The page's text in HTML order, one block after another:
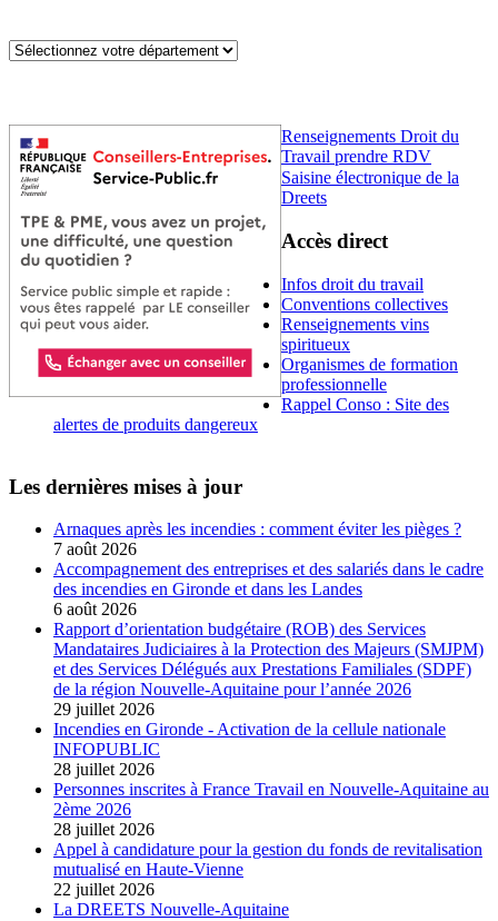
Renseignements Droit du
Travail prendre RDV
Saisine électronique de la
Dreets
Accès direct
Infos droit du travail
Conventions collectives
Renseignements vins
spiritueux
Organismes de formation
professionnelle
Rappel Conso : Site des
alertes de produits dangereux
Les dernières mises à jour
Arnaques après les incendies : comment éviter les pièges ?
7 août 2026
Accompagnement des entreprises et des salariés dans le cadre
des incendies en Gironde et dans les Landes
6 août 2026
Rapport d’orientation budgétaire (ROB) des Services
Mandataires Judiciaires à la Protection des Majeurs (SMJPM)
et des Services Délégués aux Prestations Familiales (SDPF)
de la région Nouvelle-Aquitaine pour l’année 2026
29 juillet 2026
Incendies en Gironde - Activation de la cellule nationale
INFOPUBLIC
28 juillet 2026
Personnes inscrites à France Travail en Nouvelle-Aquitaine au
2ème 2026
28 juillet 2026
Appel à candidature pour la gestion du fonds de revitalisation
mutualisé en Haute-Vienne
22 juillet 2026
La DREETS Nouvelle-Aquitaine